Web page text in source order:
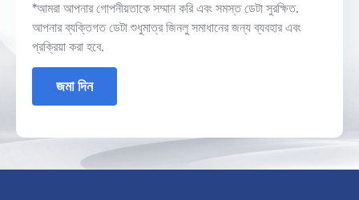
*আমরা আপনার গোপনীয়তাকে সম্মান করি এবং সমস্ত ডেটা সুরক্ষিত.
আপনার ব্যক্তিগত ডেটা শুধুমাত্র জিনলু সমাধানের জন্য ব্যবহার এবং
প্রক্রিয়া করা হবে.
জমা দিন